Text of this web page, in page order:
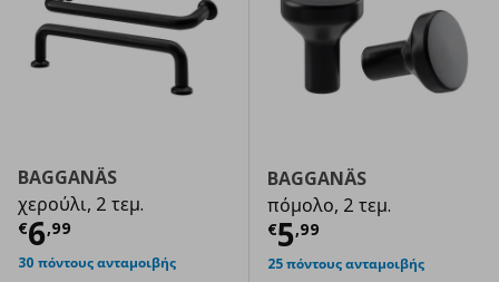
BAGGANÄS
χερούλι, 2 τεμ.
€6,99
Τρέχουσα τιμή € 6,99
30 πόντους ανταμοιβής
BAGGANÄS
πόμολο, 2 τεμ.
€5,99
Τρέχουσα
25 πόντους ανταμοιβής